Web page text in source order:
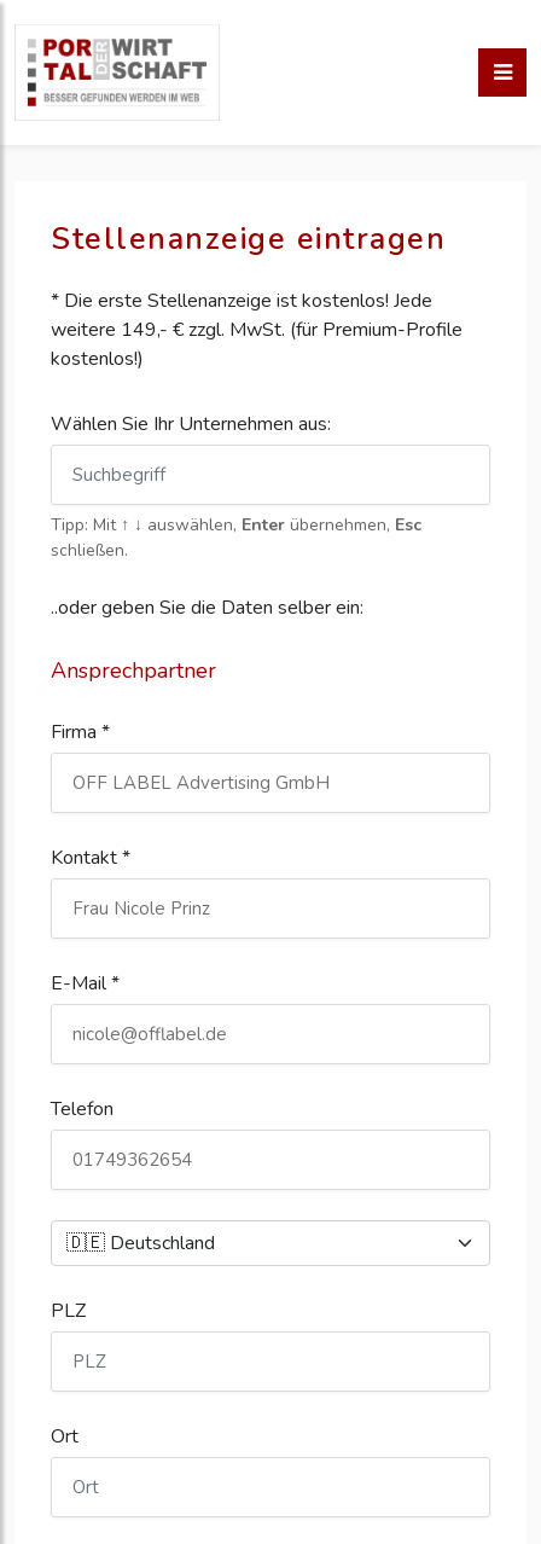
Stellenanzeige eintragen
* Die erste Stellenanzeige ist kostenlos! Jede
weitere 149,- € zzgl. MwSt. (für Premium-Profile
kostenlos!)
Wählen Sie Ihr Unternehmen aus:
Tipp: Mit ↑ ↓ auswählen, Enter übernehmen, Esc
schließen.
..oder geben Sie die Daten selber ein:
Ansprechpartner
Firma *
Kontakt *
E-Mail *
Telefon
PLZ
Ort